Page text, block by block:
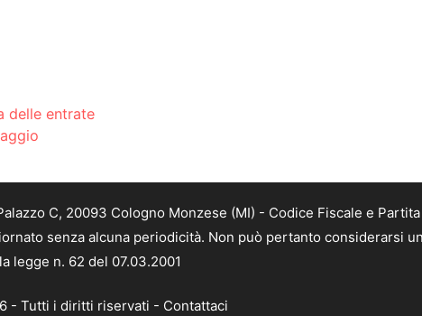
delle entrate
C, 20093 Cologno Monzese (MI) - Codice Fiscale e Partita
senza alcuna periodicità. Non può pertanto considerarsi
legge n. 62 del 07.03.2001
- Tutti i diritti riservati - Contattaci